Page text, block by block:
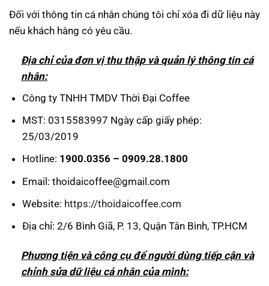
Đối với thông tin cá nhân chúng tôi chỉ xóa đi dữ liệu này
nếu khách hàng có yêu cầu.
Địa chỉ của đơn vị thu thập và quản lý thông tin cá
nhân:
Công ty TNHH TMDV Thời Đại Coffee
MST: 0315583997 Ngày cấp giấy phép:
25/03/2019
Hotline: 1900.0356 – 0909.28.1800
Email: thoidaicoffee@gmail.com
Website: https://thoidaicoffee.com
Địa chỉ: 2/6 Bình Giã, P. 13, Quận Tân Bình, TP.HCM
Phương tiện và công cụ để người dùng tiếp cận và
chỉnh sửa dữ liệu cá nhân của mình: